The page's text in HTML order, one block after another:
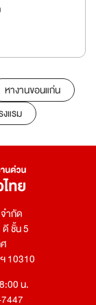
หางานขอนแก่น
งแรม
ำกัด
ดี ชั้น 5
10310
น.